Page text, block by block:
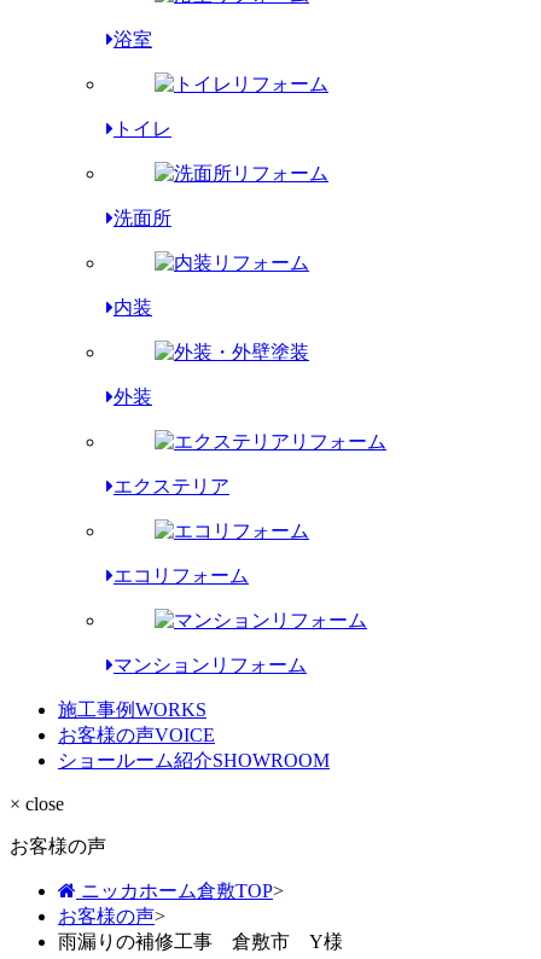
浴室
トイレ
洗面所
内装
外装
エクステリア
エコリフォーム
マンションリフォーム
施工事例WORKS
お客様の声VOICE
ショールーム紹介SHOWROOM
× close
お客様の声
ニッカホーム倉敷TOP>
お客様の声>
雨漏りの補修工事 倉敷市 Y様